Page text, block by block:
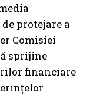
protejare a
Comisiei
sprijine
financiare